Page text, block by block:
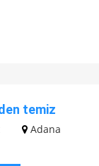
temiz
Adana